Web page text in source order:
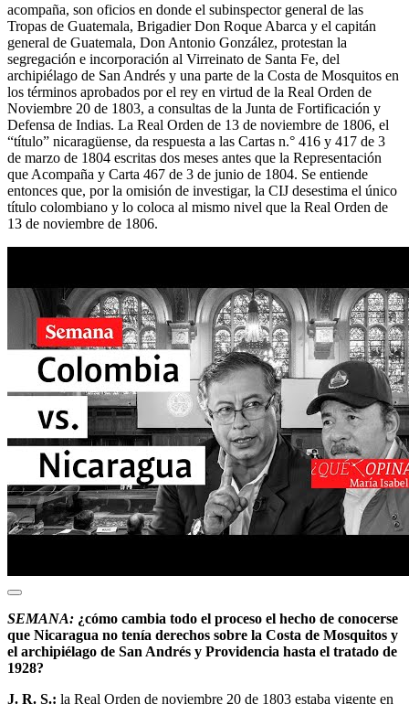
acompaña, son oficios en donde el subinspector general de las
Tropas de Guatemala, Brigadier Don Roque Abarca y el capitán
general de Guatemala, Don Antonio González, protestan la
segregación e incorporación al Virreinato de Santa Fe, del
archipiélago de San Andrés y una parte de la Costa de Mosquitos en
los términos aprobados por el rey en virtud de la Real Orden de
Noviembre 20 de 1803, a consultas de la Junta de Fortificación y
Defensa de Indias. La Real Orden de 13 de noviembre de 1806, el
“título” nicaragüense, da respuesta a las Cartas n.° 416 y 417 de 3
de marzo de 1804 escritas dos meses antes que la Representación
que Acompaña y Carta 467 de 3 de junio de 1804. Se entiende
entonces que, por la omisión de investigar, la CIJ desestima el único
título colombiano y lo coloca al mismo nivel que la Real Orden de
13 de noviembre de 1806.
SEMANA: ¿cómo cambia todo el proceso el hecho de conocerse
que Nicaragua no tenía derechos sobre la Costa de Mosquitos y
el archipiélago de San Andrés y Providencia hasta el tratado de
1928?
J. R. S.: la Real Orden de noviembre 20 de 1803 estaba vigente en